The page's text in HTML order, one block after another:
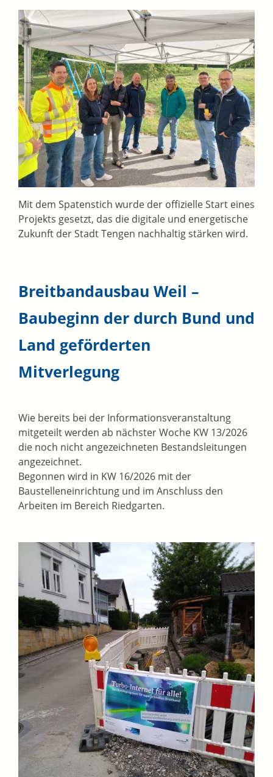
Mit dem Spatenstich wurde der offizielle Start eines
Projekts gesetzt, das die digitale und energetische
Zukunft der Stadt Tengen nachhaltig stärken wird.
Breitbandausbau Weil –
Baubeginn der durch Bund und
Land geförderten
Mitverlegung
Wie bereits bei der Informationsveranstaltung
mitgeteilt werden ab nächster Woche KW 13/2026
die noch nicht angezeichneten Bestandsleitungen
angezeichnet.
Begonnen wird in KW 16/2026 mit der
Baustelleneinrichtung und im Anschluss den
Arbeiten im Bereich Riedgarten.